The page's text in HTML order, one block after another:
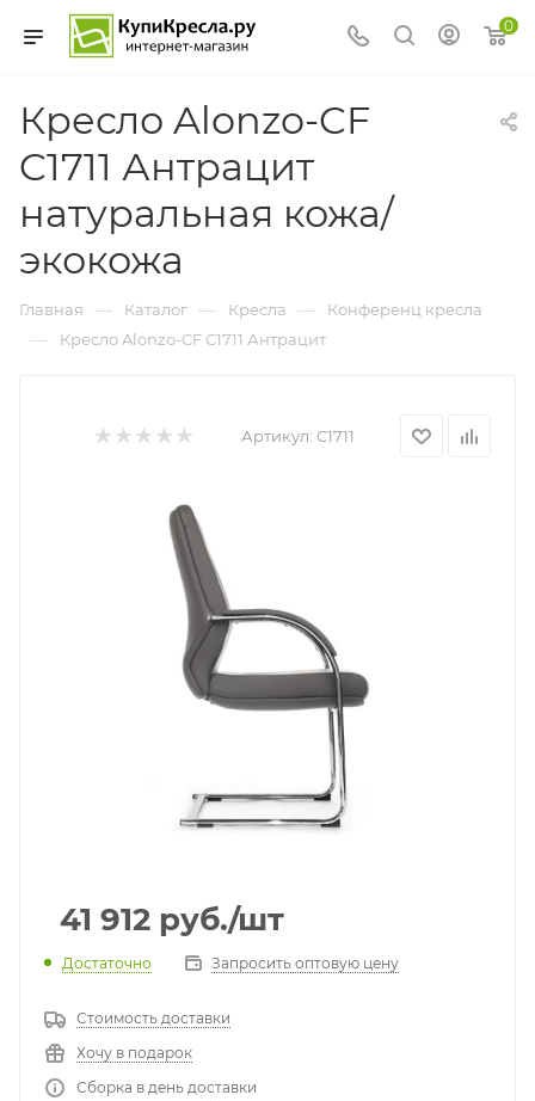
0
Кресло Alonzo-CF
C1711 Антрацит
натуральная кожа/
экокожа
Главная — Каталог — Кресла — Конференц кресла
— Кресло Alonzo-CF C1711 Антрацит
Артикул: C1711
41 912 руб./шт
Достаточно Запросить оптовую цену
Стоимость доставки
Хочу в подарок
Сборка в день доставки